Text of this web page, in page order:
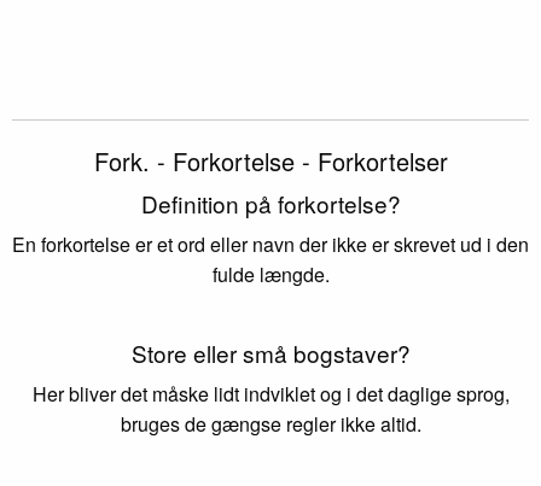
Fork. - Forkortelse - Forkortelser
Definition på forkortelse?
En forkortelse er et ord eller navn der ikke er skrevet ud i den
fulde længde.
Store eller små bogstaver?
Her bliver det måske lidt indviklet og i det daglige sprog,
bruges de gængse regler ikke altid.